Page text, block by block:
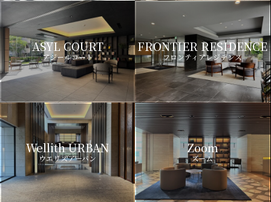
ASYL COURT
アジールコート
FRONTIER RESIDENCE
フロンティアレジデンス
Wellith URBAN
ウエリスアーバン
Zoom
ズーム